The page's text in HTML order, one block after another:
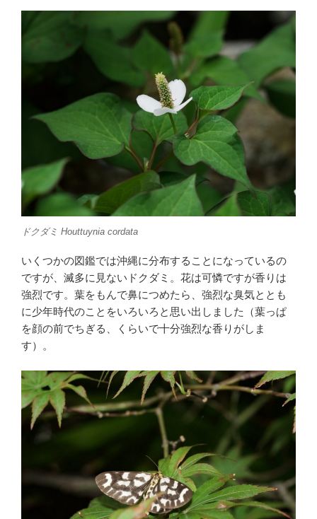
ドクダミ Houttuynia cordata
いくつかの図鑑では沖縄に分布することになっているの
ですが、滅多に見ないドクダミ。花は可憐ですが香りは
強烈です。葉をもんで鼻につめたら、強烈な臭気ととも
に少年時代のことをいろいろと思い出しました（葉っぱ
を顔の前でちぎる、くらいで十分強烈な香りがしま
す）。